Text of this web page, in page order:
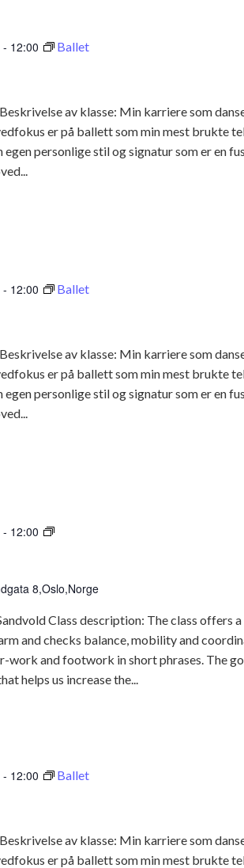
- 12:00 Ballet
av klasse: Min karriere som
er på ballett som min mest brukte
personlige stil og signatur som er en
- 12:00 Ballet
av klasse: Min karriere som
er på ballett som min mest brukte
personlige stil og signatur som er en
- 12:00 Samtidsdans
8,Oslo,Norge
Class description: The class offers
and checks balance, mobility and
work and footwork in short phrases. The
helps us increase the...
- 12:00 Ballet
av klasse: Min karriere som
er på ballett som min mest brukte